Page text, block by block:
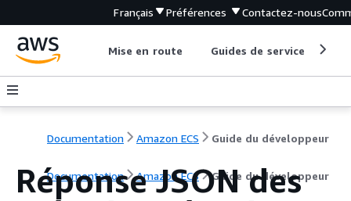
Français Préférences Contactez-nous
Mise en route Guides de service
Documentation Amazon ECS Guide du développeur
Documentation Amazon ECS Guide du développeur
Réponse JSON des